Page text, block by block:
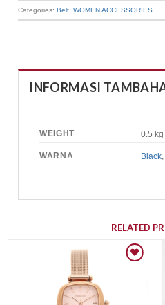
Categories:Belt ,WOMEN ACCESSORIES
INFORMASI
WEIGHT 0.5 kg
WARNA Black
RELATED
Add to wishlist